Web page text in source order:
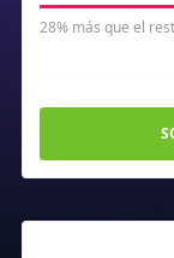
28% más que el